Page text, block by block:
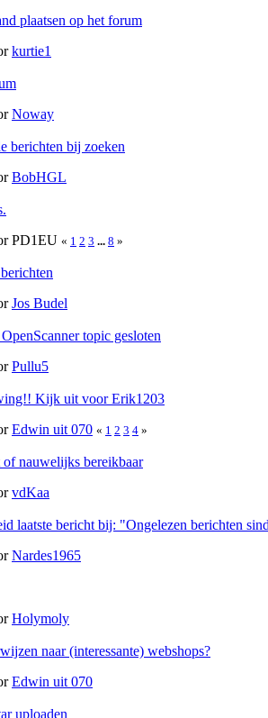
plaatsen op het forum
kurtie1
Noway
berichten bij zoeken
BobHGL
PD1EU « 1 2 3 ... 8 »
Jos Budel
topic gesloten
Pullu5
Kijk uit voor Erik1203
Edwin uit 070 « 1 2 3 4 »
nauwelijks bereikbaar
vdKaa
laatste bericht bij: "Ongelezen berichten
Nardes1965
Holymoly
naar (interessante) webshops?
Edwin uit 070
uploaden